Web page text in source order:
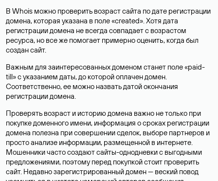
В Whois можно проверить возраст сайта по дате регистрации
домена, которая указана в поле «created». Хотя дата
регистрации домена не всегда совпадает с возрастом
ресурса, но все же помогает примерно оценить, когда был
создан сайт.
Важным для заинтересованных доменом станет поле «paid-
till» с указанием даты, до которой оплачен домен.
Соответственно, ее можно назвать датой окончания
регистрации домена.
Проверять возраст и историю домена важно не только при
покупке доменного имени, информация о сроках регистрации
домена полезна при совершении сделок, выборе партнеров и
просто анализе информации, размещенной в интернете.
Мошенники часто создают сайты-однодневки с выгодными
предложениями, поэтому перед покупкой стоит проверить
сайт. Недавно зарегистрированный домен — веский повод